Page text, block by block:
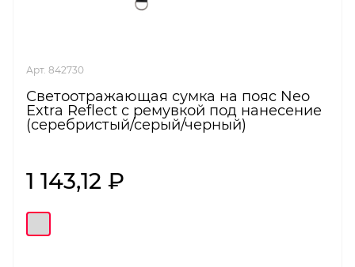
Арт. 842730
Светоотражающая сумка на пояс Neo
Extra Reflect с ремувкой под нанесение
(серебристый/серый/черный)
1 143,12 ₽